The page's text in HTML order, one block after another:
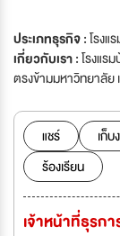
ประเภทธุรกิจ :โรง
เกี่ยวกับเรา :โรงแร
ตรงข้ามมหาวิทยาลัย
แชร์ เก็บ
ร้องเรียน
เจ้าหน้าที่ธุรกา